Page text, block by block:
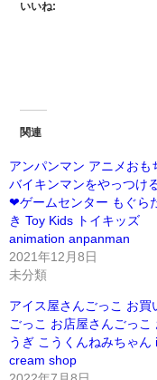
いいね:
関連
アンパンマン アニメおも
バイキンマンをやっつけ
❤ゲームセンター もぐら
き Toy Kids トイキッズ
animation anpanman
2021年12月8日
未分類
アイス屋さんごっこ お買
ごっこ お店屋さんごっこ
うぎ こうくんねみちゃん
cream shop